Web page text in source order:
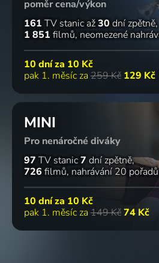
poměr cena/výkon
161 TV stanic až30 dní zpětně
1 851 filmů neomezené
10 dní za 10 Kč
pak 1. měsíc za 259 Kč 129 Kč
MINI
Pro nenáročné diváky
97 TV stanic7 dní zpětně
726 filmů nahrávání 20 pořadů
10 dní za 10 Kč
pak 1. měsíc za 149 Kč74 Kč